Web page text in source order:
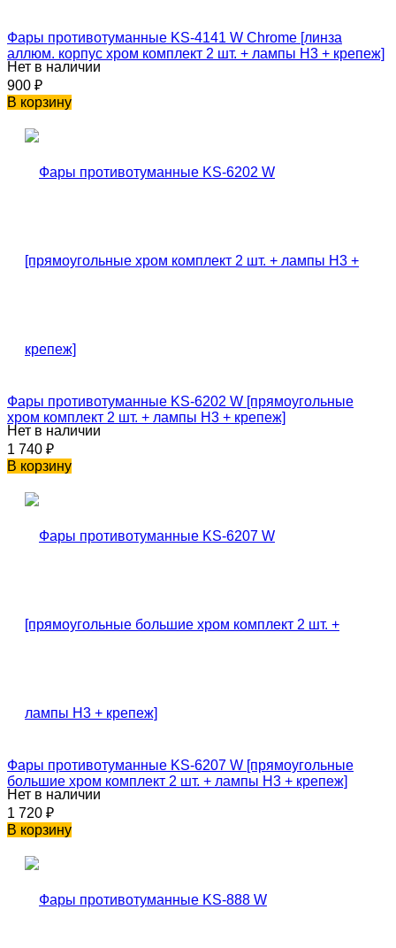
Фары противотуманные KS-4141 W Сhrome [линза
аллюм. корпус хром комплект 2 шт. + лампы H3 + крепеж]
Нет в наличии
900 ₽
В корзину
Фары противотуманные KS-6202 W [прямоугольные
хром комплект 2 шт. + лампы H3 + крепеж]
Нет в наличии
1 740 ₽
В корзину
Фары противотуманные KS-6207 W [прямоугольные
большие хром комплект 2 шт. + лампы H3 + крепеж]
Нет в наличии
1 720 ₽
В корзину